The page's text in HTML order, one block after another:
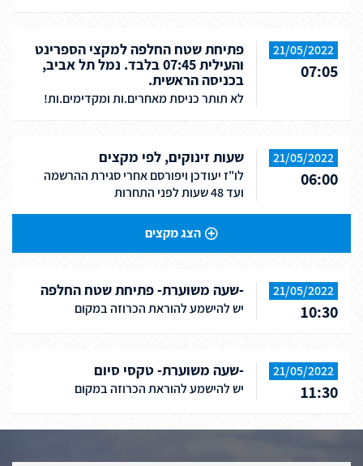
21/05/2022
07:05
פתיחת שטח החלפה למקצי הספרינט
והעילית 07:45 בלבד. נמל תל אביב,
בכניסה הראשית.
לא תותר כניסת מאחרים.ות ומקדימים.ות!
21/05/2022
06:00
שעות זינוקים, לפי מקצים
לו"ז יעודכן ויפורסם אחרי סגירת ההרשמה
ועד 48 שעות לפני התחרות
הצג מקצים
21/05/2022
10:30
-שעה משוערת- פתיחת שטח החלפה
יש להישמע להוראת הכרוזה במקום
21/05/2022
11:30
-שעה משוערת- טקסי סיום
יש להישמע להוראת הכרוזה במקום